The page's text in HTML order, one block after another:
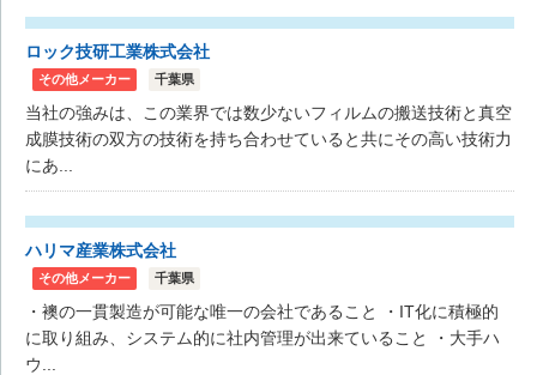
ロック技研工業株式会社
その他メーカー 千葉県
当社の強みは、この業界では数少ないフィルムの搬送技術と真空
成膜技術の双方の技術を持ち合わせていると共にその高い技術力
にあ...
ハリマ産業株式会社
その他メーカー 千葉県
・襖の一貫製造が可能な唯一の会社であること ・IT化に積極的
に取り組み、システム的に社内管理が出来ていること ・大手ハ
ウ...